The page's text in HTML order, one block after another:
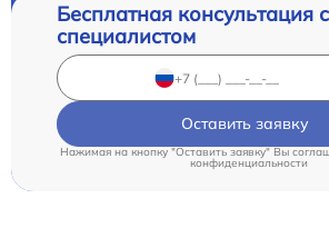
Бесплатная консультация
специалистом
Оставить заявку
Нажимая на кнопку "Оставить заявку" Вы
конфиденциальности